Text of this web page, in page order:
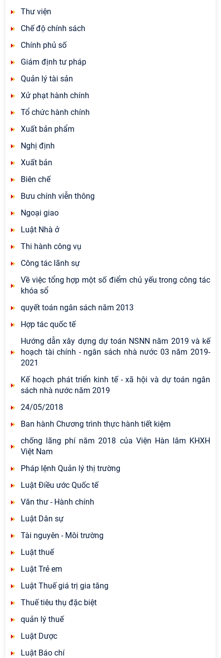
Thư viện
Chế độ chính sách
Chính phủ số
Giám định tư pháp
Quản lý tài sản
Xử phạt hành chính
Tổ chức hành chính
Xuất bản phẩm
Nghị định
Xuất bản
Biên chế
Bưu chính viễn thông
Ngoại giao
Luật Nhà ở
Thi hành công vụ
Công tác lãnh sự
Về việc tổng hợp một số điểm chủ yếu trong công tác
khóa sổ
quyết toán ngân sách năm 2013
Hợp tác quốc tế
Hướng dẫn xây dựng dự toán NSNN năm 2019 và kế
hoạch tài chính - ngân sách nhà nước 03 năm 2019-
2021
Kế hoạch phát triển kinh tế - xã hội và dự toán ngân
sách nhà nước năm 2019
24/05/2018
Ban hành Chương trình thực hành tiết kiệm
chống lãng phí năm 2018 của Viện Hàn lâm KHXH
Việt Nam
Pháp lệnh Quản lý thị trường
Luật Điều ước Quốc tế
Văn thư - Hành chính
Luật Dân sự
Tài nguyên - Môi trường
Luật thuế
Luật Trẻ em
Luật Thuế giá trị gia tăng
Thuế tiêu thụ đặc biệt
quản lý thuế
Luật Dược
Luật Báo chí